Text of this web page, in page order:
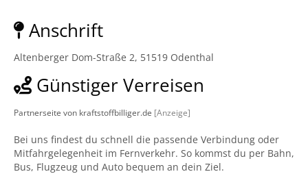
Anschrift
Altenberger Dom-Straße 2, 51519 Odenthal
Günstiger Verreisen
Partnerseite von kraftstoffbilliger.de [Anzeige]
Bei uns findest du schnell die passende Verbindung oder
Mitfahrgelegenheit im Fernverkehr. So kommst du per Bahn,
Bus, Flugzeug und Auto bequem an dein Ziel.